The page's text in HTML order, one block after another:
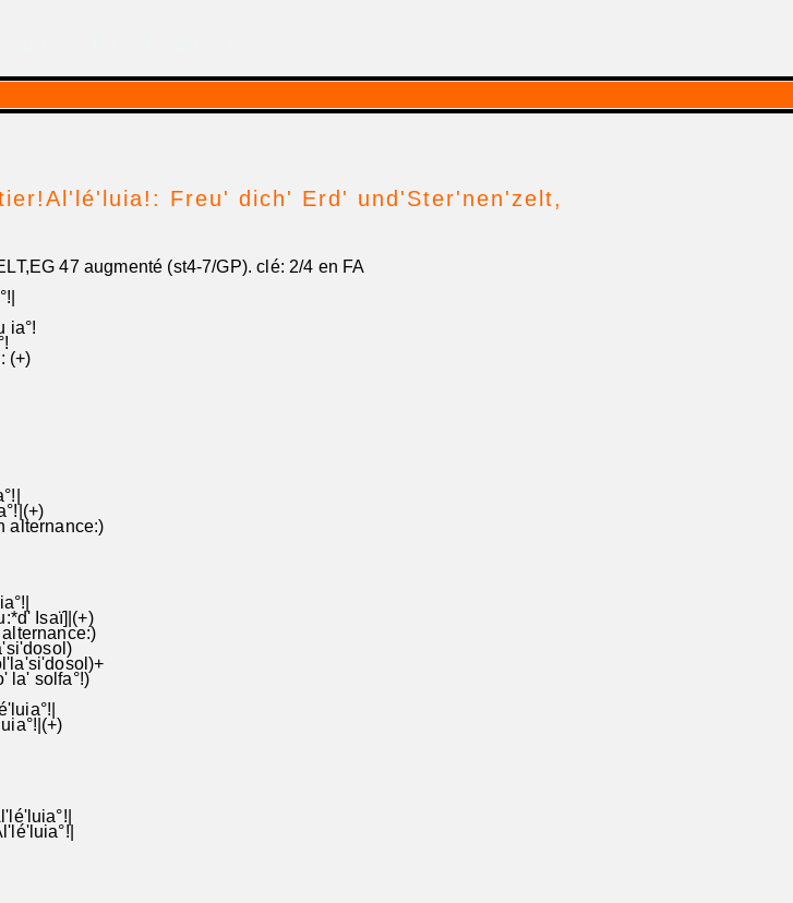
Freu' dich' Erd' und'Ster'nen'zelt,
47 augmenté (st4-7/GP). clé: 2/4 en FA
ia°!
(+)
alternance:)
Isaï]|(+)
la' solfa°!)